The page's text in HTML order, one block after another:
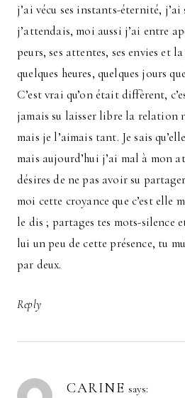
j’ai vécu ses instants-éternité, j’ai
j’attendais, moi aussi j’ai entre
peurs, ses attentes, ses envies et
quelques heures, quelques jours
C’est vrai qu’on était diffèrent,
jamais su laisser libre la relation
mais je l’aimais tant. Je sais
mais aujourd’hui j’ai mal à mon
désires de ne pas avoir su
moi cette croyance que c’est elle
le dis ; partages tes mots-silence
lui un peu de cette présence, tu
par deux.
Reply
CARINE says: